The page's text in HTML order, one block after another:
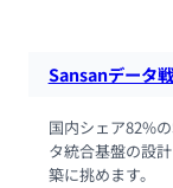
Sansanデータ
国内シェア82%
タ統合基盤の設
築に挑めます。